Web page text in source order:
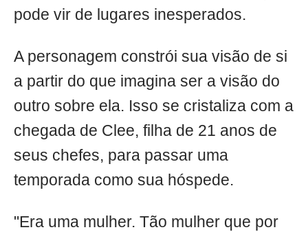
pode vir de lugares inesperados.
A personagem constrói sua visão de si
a partir do que imagina ser a visão do
outro sobre ela. Isso se cristaliza com a
chegada de Clee, filha de 21 anos de
seus chefes, para passar uma
temporada como sua hóspede.
"Era uma mulher. Tão mulher que por